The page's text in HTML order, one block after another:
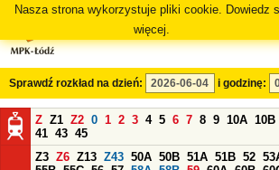
Nasza strona wykorzystuje pliki cookie. Dowiedz
więcej.
Sprawdź rozkład na dzień: i godzinę:
Z Z1 Z2 0 1 2 3 4 5 6 7 8 9 10A 10B
41 43 45
Z3 Z6 Z13 Z43 50A 50B 51A 51B 52